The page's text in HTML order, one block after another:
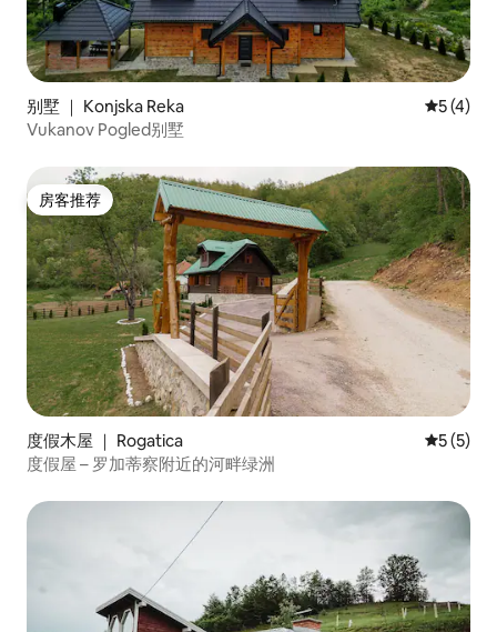
别墅 ｜ Konjska Reka 平均评分
5 (4)
Vukanov Pogled别墅
房客推荐
房客推荐
度假木屋 ｜ Rogatica 平均评分
5 (5)
度假屋 – 罗加蒂察附近的河畔绿洲